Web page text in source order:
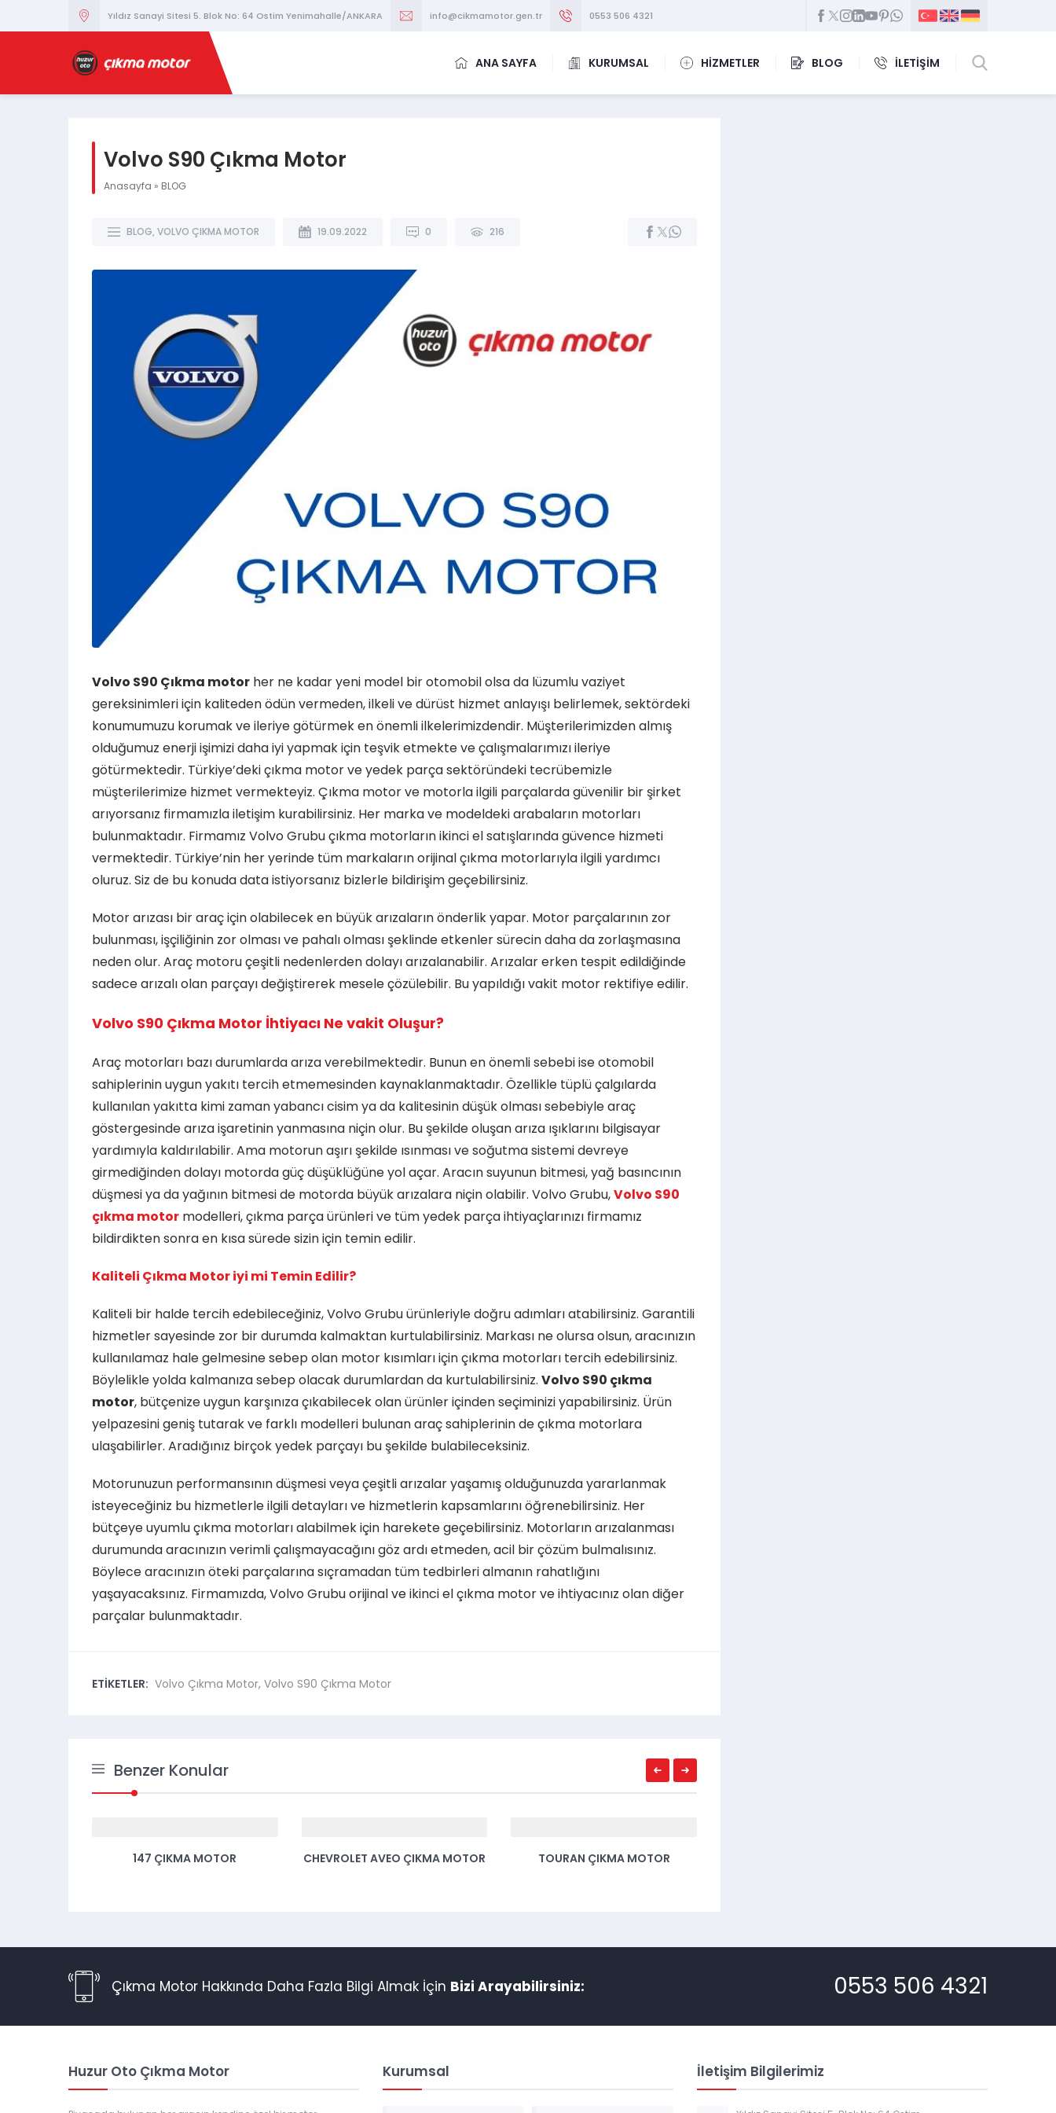
Yıldız Sanayi Sitesi 5. Blok No: 64 Ostim Yenimahalle/ANKARA info@cikmamotor.gen.tr 0553 506 4321
ANA SAYFA KURUMSAL HİZMETLER BLOG İLETİŞİM
Volvo S90 Çıkma Motor
Anasayfa » BLOG
BLOG, VOLVO ÇIKMA MOTOR 19.09.2022 0 216
Volvo S90 Çıkma motor her ne kadar yeni model bir otomobil olsa da lüzumlu vaziyet
gereksinimleri için kaliteden ödün vermeden, ilkeli ve dürüst hizmet anlayışı belirlemek, sektördeki
konumumuzu korumak ve ileriye götürmek en önemli ilkelerimizdendir. Müşterilerimizden almış
olduğumuz enerji işimizi daha iyi yapmak için teşvik etmekte ve çalışmalarımızı ileriye
götürmektedir. Türkiye’deki çıkma motor ve yedek parça sektöründeki tecrübemizle
müşterilerimize hizmet vermekteyiz. Çıkma motor ve motorla ilgili parçalarda güvenilir bir şirket
arıyorsanız firmamızla iletişim kurabilirsiniz. Her marka ve modeldeki arabaların motorları
bulunmaktadır. Firmamız Volvo Grubu çıkma motorların ikinci el satışlarında güvence hizmeti
vermektedir. Türkiye’nin her yerinde tüm markaların orijinal çıkma motorlarıyla ilgili yardımcı
oluruz. Siz de bu konuda data istiyorsanız bizlerle bildirişim geçebilirsiniz.
Motor arızası bir araç için olabilecek en büyük arızaların önderlik yapar. Motor parçalarının zor
bulunması, işçiliğinin zor olması ve pahalı olması şeklinde etkenler sürecin daha da zorlaşmasına
neden olur. Araç motoru çeşitli nedenlerden dolayı arızalanabilir. Arızalar erken tespit edildiğinde
sadece arızalı olan parçayı değiştirerek mesele çözülebilir. Bu yapıldığı vakit motor rektifiye edilir.
Volvo S90 Çıkma Motor İhtiyacı Ne vakit Oluşur?
Araç motorları bazı durumlarda arıza verebilmektedir. Bunun en önemli sebebi ise otomobil
sahiplerinin uygun yakıtı tercih etmemesinden kaynaklanmaktadır. Özellikle tüplü çalgılarda
kullanılan yakıtta kimi zaman yabancı cisim ya da kalitesinin düşük olması sebebiyle araç
göstergesinde arıza işaretinin yanmasına niçin olur. Bu şekilde oluşan arıza ışıklarını bilgisayar
yardımıyla kaldırılabilir. Ama motorun aşırı şekilde ısınması ve soğutma sistemi devreye
girmediğinden dolayı motorda güç düşüklüğüne yol açar. Aracın suyunun bitmesi, yağ basıncının
düşmesi ya da yağının bitmesi de motorda büyük arızalara niçin olabilir. Volvo Grubu,Volvo S90
çıkma motor modelleri, çıkma parça ürünleri ve tüm yedek parça ihtiyaçlarınızı firmamız
bildirdikten sonra en kısa sürede sizin için temin edilir.
Kaliteli Çıkma Motor iyi mi Temin Edilir?
Kaliteli bir halde tercih edebileceğiniz, Volvo Grubu ürünleriyle doğru adımları atabilirsiniz. Garantili
hizmetler sayesinde zor bir durumda kalmaktan kurtulabilirsiniz. Markası ne olursa olsun, aracınızın
kullanılamaz hale gelmesine sebep olan motor kısımları için çıkma motorları tercih edebilirsiniz.
Böylelikle yolda kalmanıza sebep olacak durumlardan da kurtulabilirsiniz. Volvo S90 çıkma
motor, bütçenize uygun karşınıza çıkabilecek olan ürünler içinden seçiminizi yapabilirsiniz. Ürün
yelpazesini geniş tutarak ve farklı modelleri bulunan araç sahiplerinin de çıkma motorlara
ulaşabilirler. Aradığınız birçok yedek parçayı bu şekilde bulabileceksiniz.
Motorunuzun performansının düşmesi veya çeşitli arızalar yaşamış olduğunuzda yararlanmak
isteyeceğiniz bu hizmetlerle ilgili detayları ve hizmetlerin kapsamlarını öğrenebilirsiniz. Her
bütçeye uyumlu çıkma motorları alabilmek için harekete geçebilirsiniz. Motorların arızalanması
durumunda aracınızın verimli çalışmayacağını göz ardı etmeden, acil bir çözüm bulmalısınız.
Böylece aracınızın öteki parçalarına sıçramadan tüm tedbirleri almanın rahatlığını
yaşayacaksınız. Firmamızda, Volvo Grubu orijinal ve ikinci el çıkma motor ve ihtiyacınız olan diğer
parçalar bulunmaktadır.
ETİKETLER: Volvo Çıkma Motor, Volvo S90 Çıkma Motor
Benzer Konular
147 ÇIKMA MOTOR CHEVROLET AVEO ÇIKMA MOTOR TOURAN ÇIKMA MOTOR
Çıkma Motor Hakkında Daha Fazla Bilgi Almak İçin Bizi Arayabilirsiniz: 0553 506 4321
Huzur Oto Çıkma Motor Kurumsal İletişim Bilgilerimiz